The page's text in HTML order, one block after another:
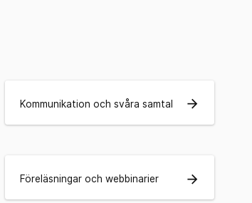
Kommunikation och svåra samtal arrow_forward
Föreläsningar och webbinarier arrow_forward